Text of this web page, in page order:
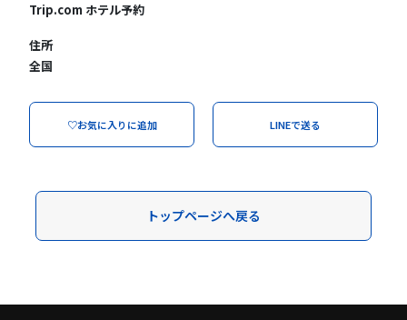
Trip.com ホテル予約
住所
全国
♡お気に入りに追加 LINEで送る
トップページへ戻る